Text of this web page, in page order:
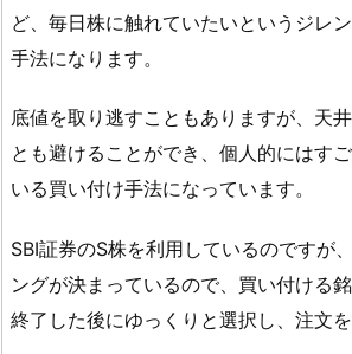
ど、毎日株に触れていたいというジレ
手法になります。
底値を取り逃すこともありますが、天
とも避けることができ、個人的にはす
いる買い付け手法になっています。
SBI証券のS株を利用しているのですが
ングが決まっているので、買い付ける
終了した後にゆっくりと選択し、注文を